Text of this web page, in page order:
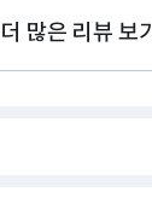
더 많은 리뷰 보기